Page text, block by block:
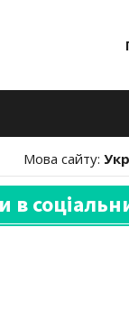
Мова сайту:
в